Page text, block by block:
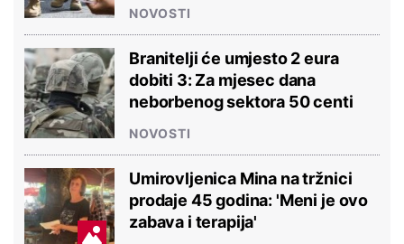
NOVOSTI
Branitelji će umjesto 2 eura
dobiti 3: Za mjesec dana
neborbenog sektora 50 centi
NOVOSTI
Umirovljenica Mina na tržnici
prodaje 45 godina: 'Meni je ovo
zabava i terapija'